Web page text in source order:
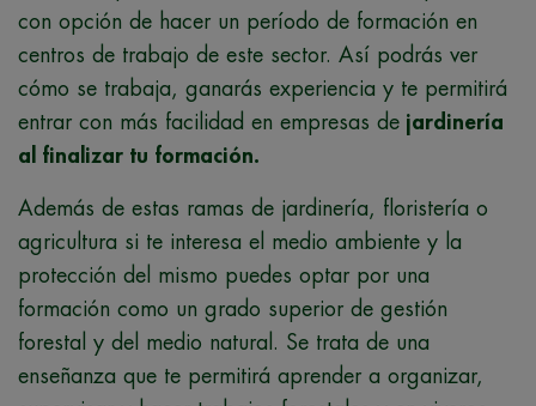
con opción de hacer un período de formación en
centros de trabajo de este sector. Así podrás ver
cómo se trabaja, ganarás experiencia y te permitirá
entrar con más facilidad en empresas de jardinería
al finalizar tu formación.
Además de estas ramas de jardinería, floristería o
agricultura si te interesa el medio ambiente y la
protección del mismo puedes optar por una
formación como un grado superior de gestión
forestal y del medio natural. Se trata de una
enseñanza que te permitirá aprender a organizar,